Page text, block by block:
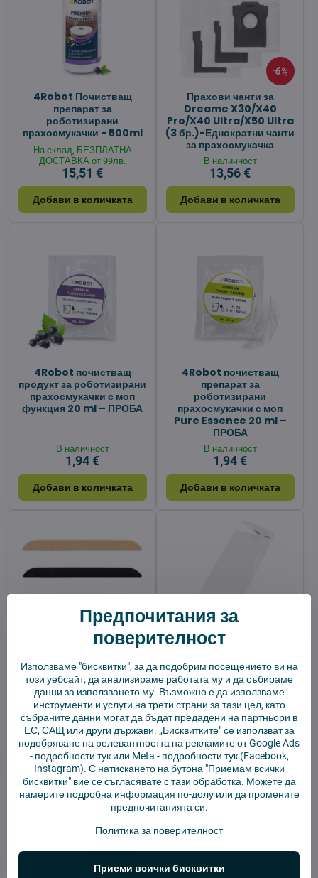
4Robot Почистващ
препарат за
роботизирани
прахосмукачки - 500ml
На склад, БЕЗПЛАТНА
ДОСТАВКА от 99лв.
15,51 €
Добави в количката
6%
Прахови чанти за
Dreame X30/X40
Pro/X40 Ultra/X50 Ultra
(3 бр.)-Еднократни чанти
за прахосмукачка
В наличност
13,56 €
Добави в количката
4Robot почистващ
продукт за роботизирани
прахосмукачки с моп
функция 20 ml – ПРОБА
В наличност
1,94 €
Добави в количката
4Robot почистващ
препарат за
роботизирани
прахосмукачки с моп
Pure Essence 20 ml –
ПРОБА
В наличност
1,94 €
Добави в количката
Преходна планка за
роботизирана
прахосмукачка
13,56 €
Покажи
почистване на Xiaomi -
бял
В наличност
2,92 €
Добави в количката
Предпочитания за
поверителност
Използваме "бисквитки", за да подобрим посещението ви на
този уебсайт, да анализираме работата му и да събираме
данни за използването му. Възможно е да използваме
инструменти и услуги на трети страни за тази цел, като
събраните данни могат да бъдат предадени на партньори в
ЕС, САЩ или други държави. „Бисквитките" се използват за
подобряване на релевантността на рекламите от Google Ads
- подробности тукили Meta - подробности тук(Facebook,
Instagram). С натискането на бутона "Приемам всички
бисквитки" вие се съгласявате с тази обработка. Можете да
намерите подробна информация по-долу или да промените
предпочитанията си.
Политика за поверителност
Приеми всички бисквитки